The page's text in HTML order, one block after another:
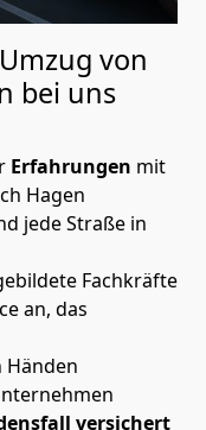
von
bei uns
Erfahrungen mit
Hagen
jede Straße in
Fachkräfte
an, das
Händen
versichert